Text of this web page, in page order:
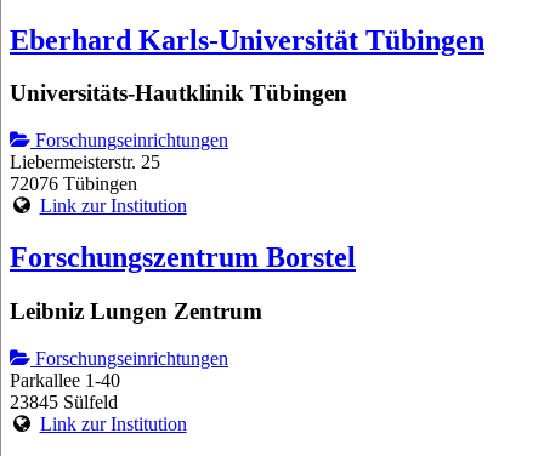
Eberhard Karls-Universität Tübingen
Universitäts-Hautklinik Tübingen
Forschungseinrichtungen
Liebermeisterstr. 25
72076 Tübingen
Link zur Institution
Forschungszentrum Borstel
Leibniz Lungen Zentrum
Forschungseinrichtungen
Parkallee 1-40
23845 Sülfeld
Link zur Institution